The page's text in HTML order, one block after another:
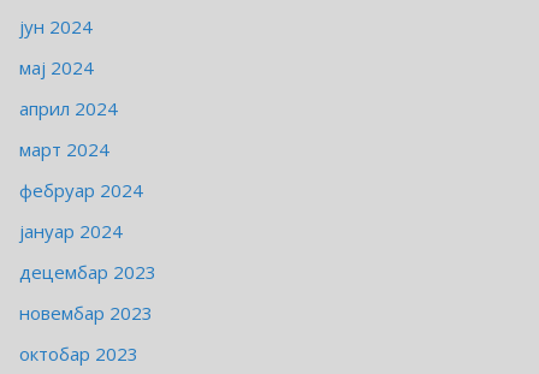
јун 2024
мај 2024
април 2024
март 2024
фебруар 2024
јануар 2024
децембар 2023
новембар 2023
октобар 2023